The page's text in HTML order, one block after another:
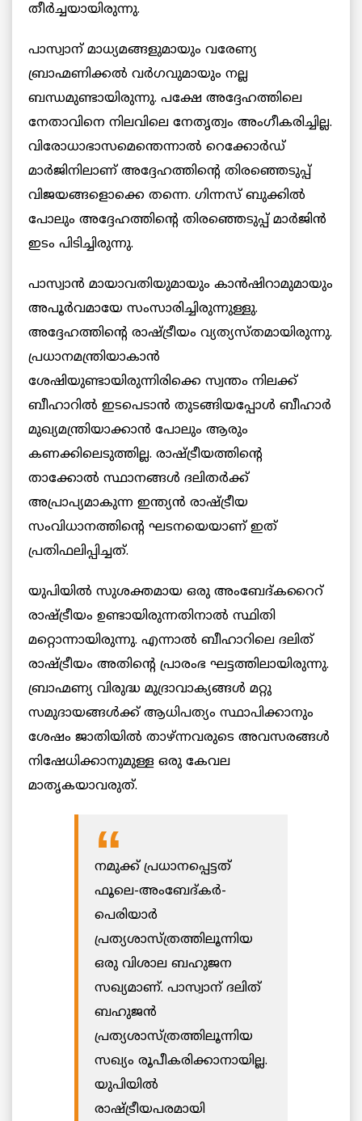
തീർച്ചയായിരുന്നു.
പാസ്വാന് മാധ്യമങ്ങളുമായും വരേണ്യ
ബ്രാഹ്മണിക്കൽ വർഗവുമായും നല്ല
ബന്ധമുണ്ടായിരുന്നു. പക്ഷേ അദ്ദേഹത്തിലെ
നേതാവിനെ നിലവിലെ നേതൃത്വം അംഗീകരിച്ചില്ല.
വിരോധാഭാസമെന്തെന്നാൽ റെക്കോർഡ്
മാർജിനിലാണ് അദ്ദേഹത്തിന്റെ തിരഞ്ഞെടുപ്പ്
വിജയങ്ങളൊക്കെ തന്നെ. ഗിന്നസ് ബുക്കിൽ
പോലും അദ്ദേഹത്തിന്റെ തിരഞ്ഞെടുപ്പ് മാർജിൻ
ഇടം പിടിച്ചിരുന്നു.
പാസ്വാൻ മായാവതിയുമായും കാൻഷിറാമുമായും
അപൂർവമായേ സംസാരിച്ചിരുന്നുള്ളു.
അദ്ദേഹത്തിന്റെ രാഷ്ട്രീയം വ്യത്യസ്തമായിരുന്നു.
പ്രധാനമന്ത്രിയാകാൻ
ശേഷിയുണ്ടായിരുന്നിരിക്കെ സ്വന്തം നിലക്ക്
ബീഹാറിൽ ഇടപെടാൻ തുടങ്ങിയപ്പോൾ ബീഹാർ
മുഖ്യമന്ത്രിയാക്കാൻ പോലും ആരും
കണക്കിലെടുത്തില്ല. രാഷ്ട്രീയത്തിന്റെ
താക്കോൽ സ്ഥാനങ്ങൾ ദലിതർക്ക്
അപ്രാപ്യമാകുന്ന ഇന്ത്യൻ രാഷ്ട്രീയ
സംവിധാനത്തിന്റെ ഘടനയെയാണ് ഇത്
പ്രതിഫലിപ്പിച്ചത്.
യുപിയിൽ സുശക്തമായ ഒരു അംബേദ്കറൈറ്
രാഷ്ട്രീയം ഉണ്ടായിരുന്നതിനാൽ സ്ഥിതി
മറ്റൊന്നായിരുന്നു. എന്നാൽ ബീഹാറിലെ ദലിത്
രാഷ്ട്രീയം അതിന്റെ പ്രാരംഭ ഘട്ടത്തിലായിരുന്നു.
ബ്രാഹ്മണ്യ വിരുദ്ധ മുദ്രാവാക്യങ്ങൾ മറ്റു
സമുദായങ്ങൾക്ക് ആധിപത്യം സ്ഥാപിക്കാനും
ശേഷം ജാതിയിൽ താഴ്ന്നവരുടെ അവസരങ്ങൾ
നിഷേധിക്കാനുമുള്ള ഒരു കേവല
മാതൃകയാവരുത്.
നമുക്ക് പ്രധാനപ്പെട്ടത്
ഫൂലെ-അംബേദ്‌കർ-
പെരിയാർ
പ്രത്യശാസ്ത്രത്തിലൂന്നിയ
ഒരു വിശാല ബഹുജന
സഖ്യമാണ്. പാസ്വാന് ദലിത്
ബഹുജൻ
പ്രത്യശാസ്ത്രത്തിലൂന്നിയ
സഖ്യം രൂപീകരിക്കാനായില്ല.
യുപിയിൽ
രാഷ്ട്രീയപരമായി